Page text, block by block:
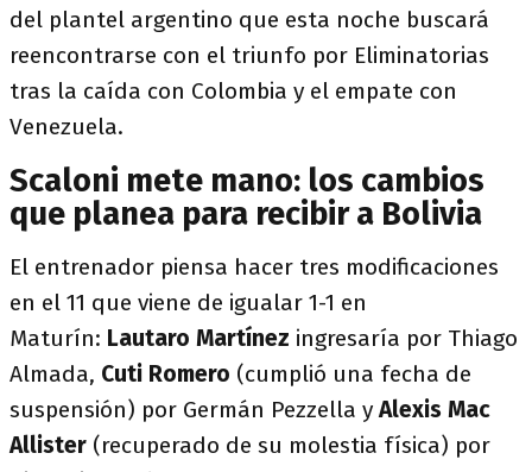
del plantel argentino que esta noche buscará
reencontrarse con el triunfo por Eliminatorias
tras la caída con Colombia y el empate con
Venezuela.
Scaloni mete mano: los cambios
que planea para recibir a Bolivia
El entrenador piensa hacer tres modificaciones
en el 11 que viene de igualar 1-1 en
Maturín: Lautaro Martínez ingresaría por Thiago
Almada, Cuti Romero (cumplió una fecha de
suspensión) por Germán Pezzella yAlexis Mac
Allister (recuperado de su molestia física) por